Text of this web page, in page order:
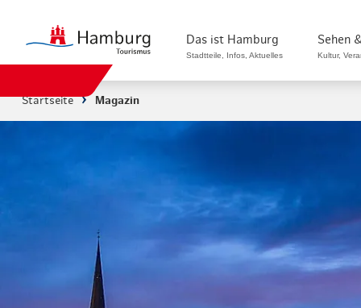
Das ist Hamburg
Stadtteile, Infos, Aktuelles
Hamburg nachhaltig erleben
Sehen
Kultur,
Musicals &
Hamburg
Startseite Magazin